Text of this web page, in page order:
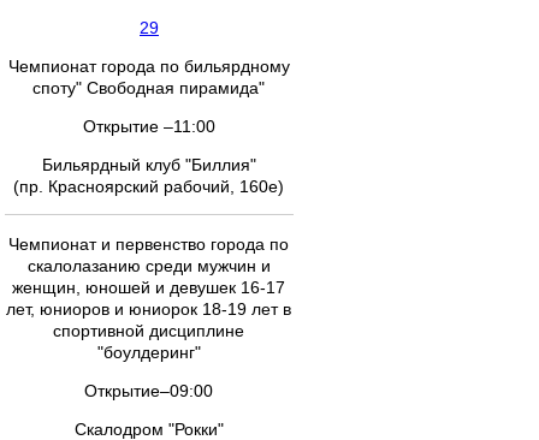
29
Чемпионат города по бильярдному
споту" Свободная пирамида"
Открытие –11:00
Бильярдный клуб "Биллия"
(пр. Красноярский рабочий, 160е)
Чемпионат и первенство города по
скалолазанию среди мужчин и
женщин, юношей и девушек 16-17
лет, юниоров и юниорок 18-19 лет в
спортивной дисциплине
"боулдеринг"
Открытие–09:00
Скалодром "Рокки"